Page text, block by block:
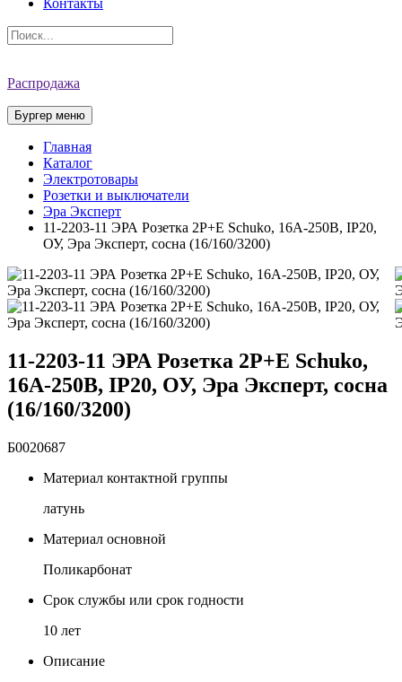
Контакты
Распродажа
Бургер меню
Главная
Каталог
Электротовары
Розетки и выключатели
Эра Эксперт
11-2203-11 ЭРА Розетка 2P+E Schuko, 16A-250В, IP20,
ОУ, Эра Эксперт, сосна (16/160/3200)
11-2203-11 ЭРА Розетка 2P+E Schuko,
16A-250В, IP20, ОУ, Эра Эксперт, сосна
(16/160/3200)
Б0020687
Материал контактной группы
латунь
Материал основной
Поликарбонат
Срок службы или срок годности
10 лет
Описание